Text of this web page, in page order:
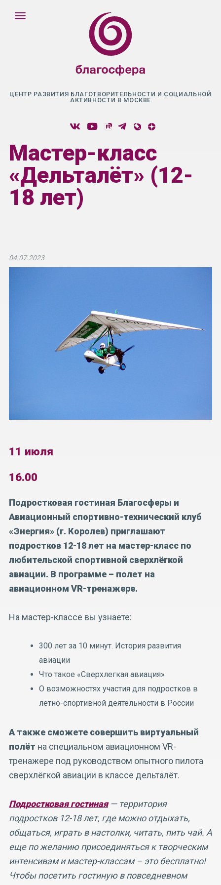
ЦЕНТР РАЗВИТИЯ БЛАГОТВОРИТЕЛЬНОСТИ И СОЦИАЛЬНОЙ
АКТИВНОСТИ В МОСКВЕ
Мастер-класс
«Дельталёт» (12-
18 лет)
04.07.2023
11 июля
16.00
Подростковая гостиная Благосферы и
Авиационный спортивно-технический клуб
«Энергия» (г. Королев) приглашают
подростков 12-18 лет на мастер-класс по
любительской спортивной сверхлёгкой
авиации. В программе – полет на
авиационном VR-тренажере.
На мастер-классе вы узнаете:
300 лет за 10 минут. История развития
авиации
Что такое «Сверхлегкая авиация»
О возможностях участия для подростков в
летно-спортивной деятельности в России
А также сможете совершить виртуальный
полёт на специальном авиационном VR-
тренажере под руководством опытного пилота
сверхлёгкой авиации в классе дельталёт.
Подростковая гостиная— территория
подростков 12-18 лет, где можно отдыхать,
общаться, играть в настолки, читать, пить чай. А
еще по желанию присоединяться к творческим
интенсивам и мастер-классам – это бесплатно!
Чтобы посетить гостиную в повседневном